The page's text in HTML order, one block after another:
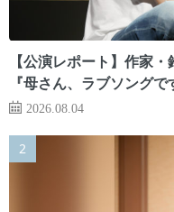
【公演レポート】作家
『母さん、ラブソングで
2026.08.04